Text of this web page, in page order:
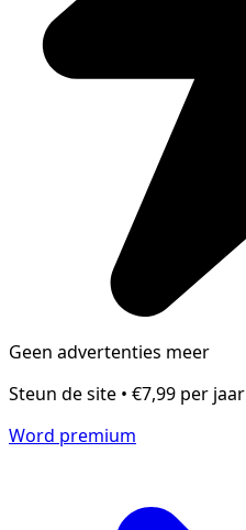
Geen advertenties meer
Steun de site • €7,99 per jaar
Word premium